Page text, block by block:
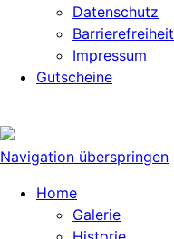
Datenschutz
Barrierefreiheit
Impressum
Gutscheine
Navigation überspringen
Home
Galerie